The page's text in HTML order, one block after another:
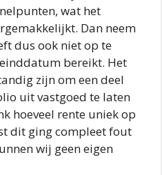
wat het
Dan neem
dus ook niet op te
bereikt. Het
zijn om een deel
uit vastgoed te laten
hoeveel rente uniek op
dit ging compleet fout
wij geen eigen